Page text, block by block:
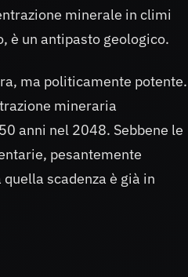
minerale in climi
è un antipasto geologico.
ma politicamente potente.
mineraria
anni nel 2048. Sebbene le
pesantemente
scadenza è già in